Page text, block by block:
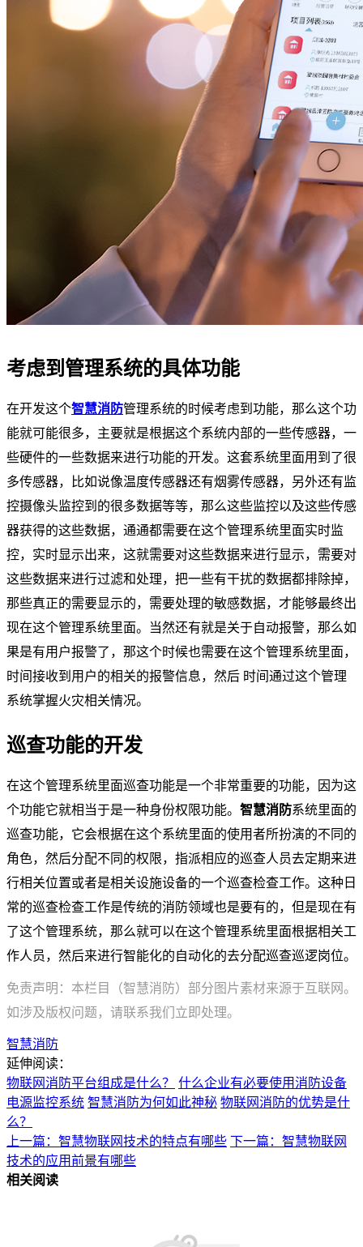
考虑到管理系统的具体功能
在开发这个智慧消防管理系统的时候考虑到功能，那么这个功
能就可能很多，主要就是根据这个系统内部的一些传感器，一
些硬件的一些数据来进行功能的开发。这套系统里面用到了很
多传感器，比如说像温度传感器还有烟雾传感器，另外还有监
控摄像头监控到的很多数据等等，那么这些监控以及这些传感
器获得的这些数据，通通都需要在这个管理系统里面实时监
控，实时显示出来，这就需要对这些数据来进行显示，需要对
这些数据来进行过滤和处理，把一些有干扰的数据都排除掉，
那些真正的需要显示的，需要处理的敏感数据，才能够最终出
现在这个管理系统里面。当然还有就是关于自动报警，那么如
果是有用户报警了，那这个时候也需要在这个管理系统里面，
时间接收到用户的相关的报警信息，然后 时间通过这个管理
系统掌握火灾相关情况。
巡查功能的开发
在这个管理系统里面巡查功能是一个非常重要的功能，因为这
个功能它就相当于是一种身份权限功能。 智慧消防系统里面的
巡查功能，它会根据在这个系统里面的使用者所扮演的不同的
角色，然后分配不同的权限，指派相应的巡查人员去定期来进
行相关位置或者是相关设施设备的一个巡查检查工作。这种日
常的巡查检查工作是传统的消防领域也是要有的，但是现在有
了这个管理系统，那么就可以在这个管理系统里面根据相关工
作人员，然后来进行智能化的自动化的去分配巡查巡逻岗位。
免责声明：本栏目（智慧消防）部分图片素材来源于互联网。
如涉及版权问题，请联系我们立即处理。
智慧消防
延伸阅读：
物联网消防平台组成是什么？
什么企业有必要使用消防设备
电源监控系统 智慧消防为何如此神秘 物联网消防的优势是什
么？
上一篇：智慧物联网技术的特点有哪些 下一篇：智慧物联网
技术的应用前景有哪些
相关阅读